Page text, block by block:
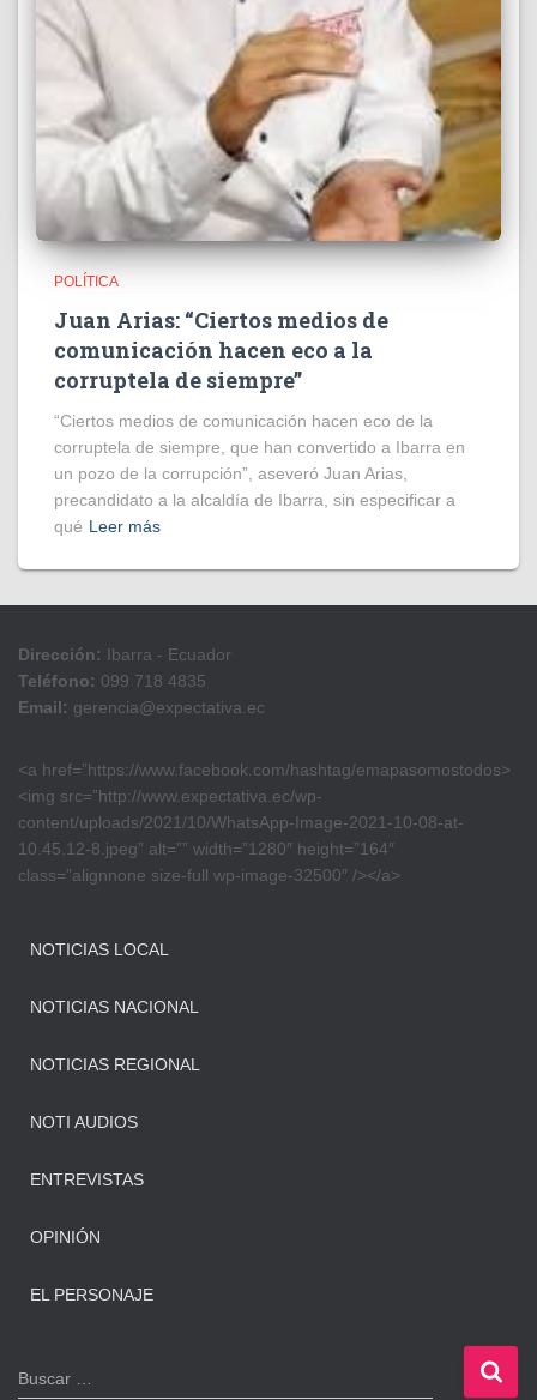
POLÍTICA
Juan Arias: “Ciertos medios de
comunicación hacen eco a la
corruptela de siempre”
“Ciertos medios de comunicación hacen eco de la
corruptela de siempre, que han convertido a Ibarra en
un pozo de la corrupción”, aseveró Juan Arias,
precandidato a la alcaldía de Ibarra, sin especificar a
qué Leer más
Dirección: Ibarra - Ecuador
Teléfono: 099 718 4835
Email: gerencia@expectativa.ec
<a href=”https://www.facebook.com/hashtag/emapasomostodos>
<img src=”http://www.expectativa.ec/wp-
content/uploads/2021/10/WhatsApp-Image-2021-10-08-at-
10.45.12-8.jpeg” alt=”” width=”1280″ height=”164″
class=”alignnone size-full wp-image-32500″ /></a>
NOTICIAS LOCAL
NOTICIAS NACIONAL
NOTICIAS REGIONAL
NOTI AUDIOS
ENTREVISTAS
OPINIÓN
EL PERSONAJE
B
u
Buscar …